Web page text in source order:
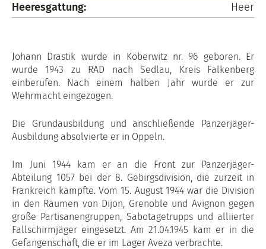
Heeresgattung:
Heer
Johann Drastik wurde in Köberwitz nr. 96 geboren. Er
wurde 1943 zu RAD nach Sedlau, Kreis Falkenberg
einberufen. Nach einem halben Jahr wurde er zur
Wehrmacht eingezogen.
Die Grundausbildung und anschließende Panzerjäger-
Ausbildung absolvierte er in Oppeln.
Im Juni 1944 kam er an die Front zur Panzerjäger-
Abteilung 1057 bei der 8. Gebirgsdivision, die zurzeit in
Frankreich kämpfte. Vom 15. August 1944 war die Division
in den Räumen von Dijon, Grenoble und Avignon gegen
große Partisanengruppen, Sabotagetrupps und alliierter
Fallschirmjäger eingesetzt. Am 21.04.1945 kam er in die
Gefangenschaft, die er im Lager Aveza verbrachte.